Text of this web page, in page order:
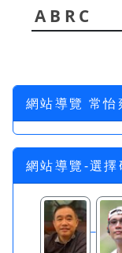
ABRC
網站導覽 常怡
網站導覽-選擇